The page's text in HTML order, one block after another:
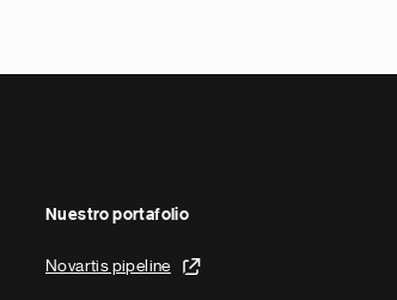
Nuestro portafolio
Novartis pipeline